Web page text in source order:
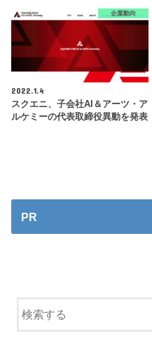
企業動向
2022.1.4
スクエニ、子会社AI＆アーツ・ア
ルケミーの代表取締役異動を発表
PR